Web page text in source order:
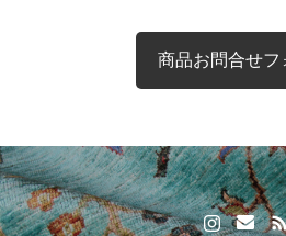
商品お問合せフ